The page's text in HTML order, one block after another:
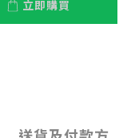
立即購買